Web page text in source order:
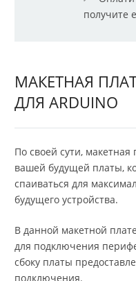
получите
МАКЕТНАЯ
ДЛЯ ARDUINO
По своей сути,
вашей будущей платы,
спаиваться для
будущего устройства.
В данной макетной
для подключения
сбоку платы
подключения.